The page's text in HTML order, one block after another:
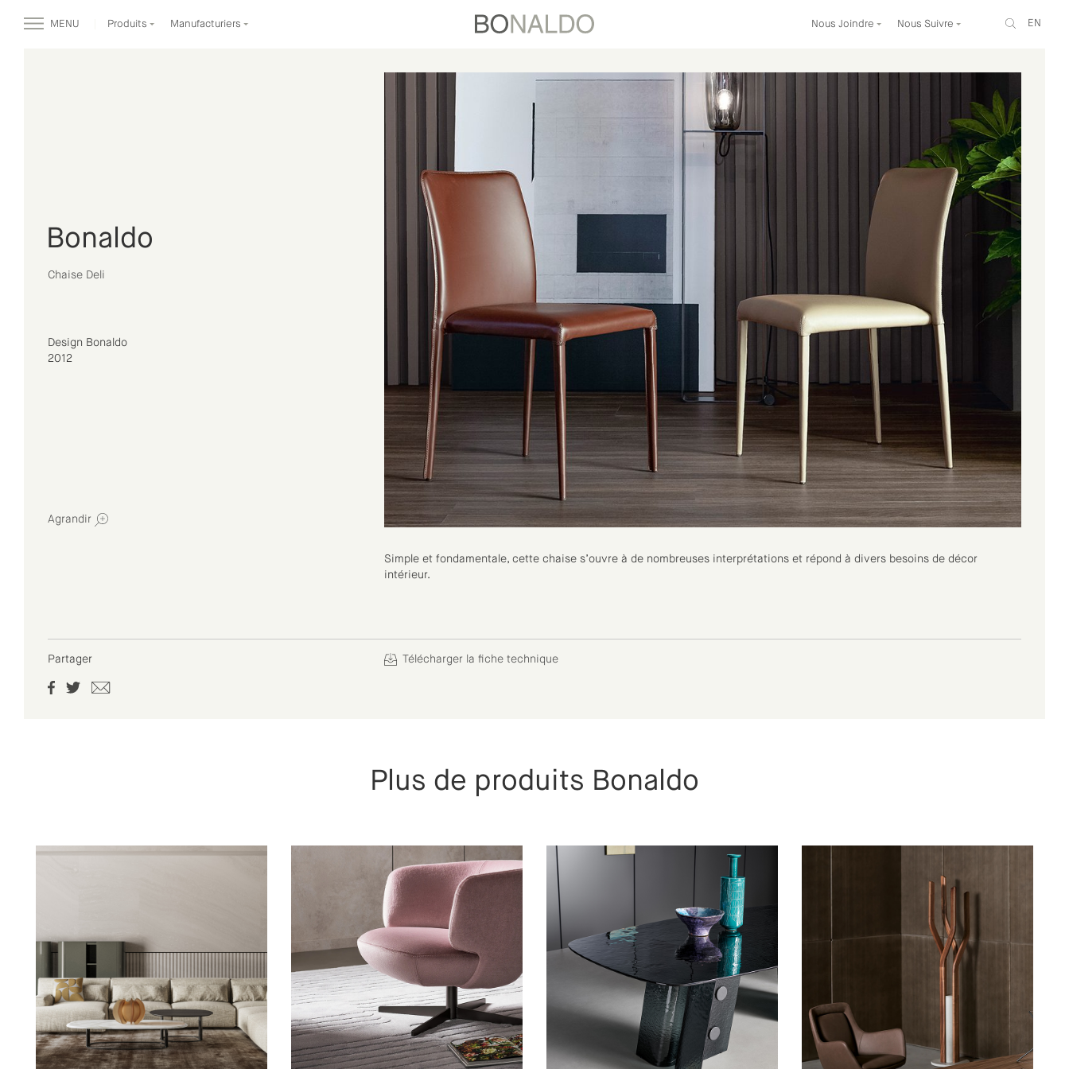
MENU Produits Manufacturiers Nous Joindre Nous Suivre EN
Agrandir
Bonaldo
Chaise Deli
Design Bonaldo
2012
Simple et fondamentale, cette chaise s’ouvre à de nombreuses interprétations et répond à divers besoins de décor
intérieur.
Partager Télécharger la fiche technique
Plus de produits Bonaldo